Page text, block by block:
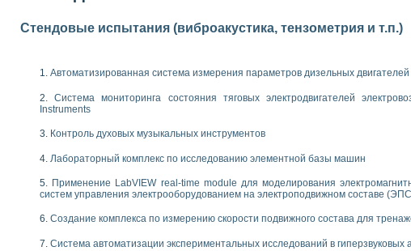
процессов получения дисперсных продуктов на основе виртуальных приборов
обучающих информационных систем и тренажеров для персонала химических
и защиты ускорителя ЛУЭ-200
среды специальной барокамеры
INSTRUMENTS при разработке автоматизированного комплекса для
термотрансферной маркировки изделий
исследований на базе LabVIEW
переходных процессов при коротких замыканиях в узлах электрических нагрузок
переходных характеристик асинхронных двигателей при пуске
Стендовые испытания (виброакустика, тензометрия и т.п.)
Автоматизированная система измерения параметров дизельных
Система мониторинга состояния тяговых электродвигателей
Instruments
Контроль духовых музыкальных инструментов
Лабораторный комплекс по исследованию элементной базы машин
Применение LabVIEW real-time module для моделирования
систем управления электрооборудованием на электроподвижном составе
Создание комплекса по измерению скорости подвижного состава для
Система автоматизации экспериментальных исследований в гиперзвуковых